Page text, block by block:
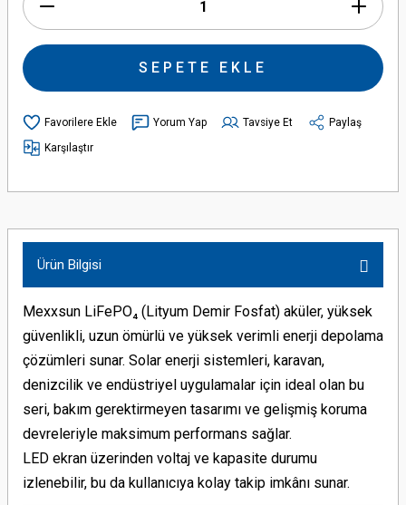
SEPETE EKLE
Yorum Yap Tavsiye Et
Paylaş
Karşılaştır
Ürün Bilgisi
Mexxsun LiFePO₄ (Lityum Demir Fosfat) aküler, yüksek
güvenlikli, uzun ömürlü ve yüksek verimli enerji depolama
çözümleri sunar. Solar enerji sistemleri, karavan,
denizcilik ve endüstriyel uygulamalar için ideal olan bu
seri, bakım gerektirmeyen tasarımı ve gelişmiş koruma
devreleriyle maksimum performans sağlar.
LED ekran üzerinden voltaj ve kapasite durumu
izlenebilir, bu da kullanıcıya kolay takip imkânı sunar.